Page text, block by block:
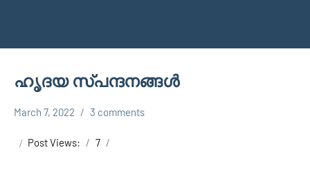
ഹൃദയ സ്പന്ദനങ്ങൾ
March 7, 2022
Cm
3 comments
Post Views: 7